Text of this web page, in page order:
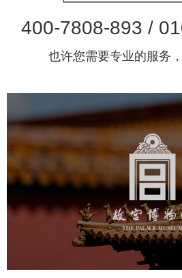
400-7808-893 /
也许您需要专业的服务
故宫博
文化艺术 博物馆 智慧博物
景区网站建设
文创商城 万